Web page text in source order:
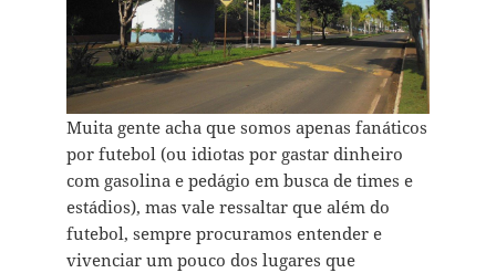
Muita gente acha que somos apenas fanáticos
por futebol (ou idiotas por gastar dinheiro
com gasolina e pedágio em busca de times e
estádios), mas vale ressaltar que além do
futebol, sempre procuramos entender e
vivenciar um pouco dos lugares que